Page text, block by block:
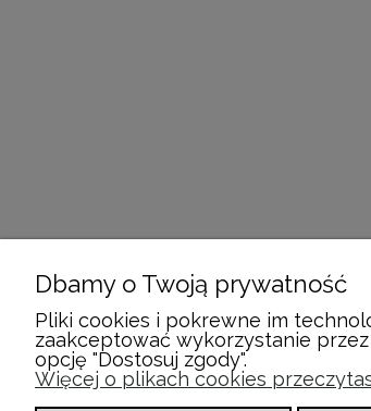
Dbamy o Twoją prywatność
Pliki cookies i pokrewne im
zaakceptować wykorzystanie
opcję "Dostosuj zgody".
Więcej o plikach cookies